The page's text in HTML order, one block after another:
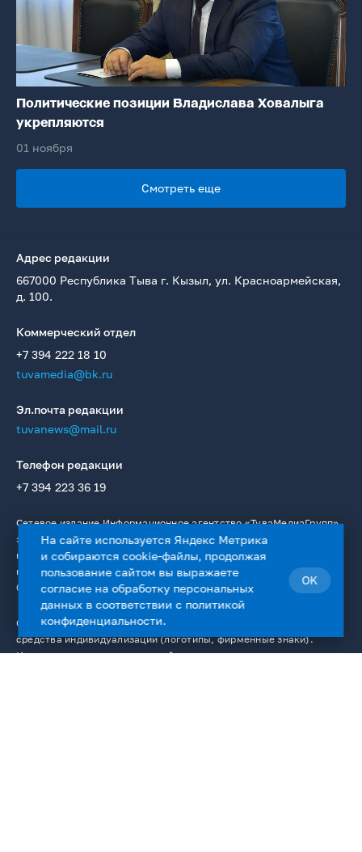
Политические позиции Владислава Ховалыга
укрепляются
01 ноября
Смотреть еще
Адрес редакции
667000 Республика Тыва г. Кызыл, ул. Красноармейская,
д. 100.
Коммерческий отдел
+7 394 222 18 10
tuvamedia@bk.ru
Эл.почта редакции
tuvanews@mail.ru
Телефон редакции
+7 394 223 36 19
Сетевое издание Информационное агентство «ТуваМедиаГрупп»
зарегистрировано в качестве СМИ в Федеральной службе по
надзору в сфере связи, информационных технологий и массовых
коммуникаций. Регистрационный номер: Эл № ФС77 — 76336 от
02.08.2019.
Сайт содержит материалы, охраняемые авторским правом, и
средства индивидуализации (логотипы, фирменные знаки).
Использование материалов сайта в интернете разрешено только
На сайте используется Яндекс Метрика
и собираются cookie-файлы, продолжая
пользование сайтом вы выражаете
согласие наобработку персональных
данных в соответствии с политикой
конфиденциальности.
OK